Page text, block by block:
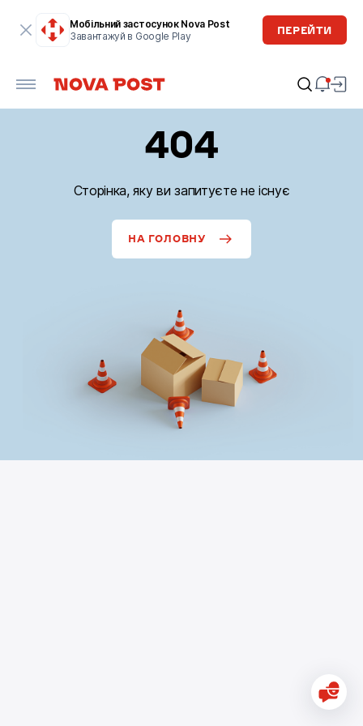
Мобільний застосунок Nova Post
Завантажуй в Google Play
ПЕРЕЙТИ
404
Сторінка, яку ви запитуєте не існує
НА ГОЛОВНУ